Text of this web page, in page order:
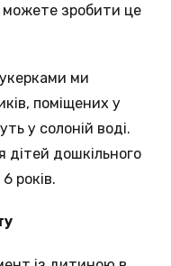
можете зробити це
ми
поміщених у
у солоній воді.
дітей дошкільного
років.